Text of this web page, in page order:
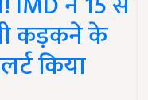
कड़कने के
किया